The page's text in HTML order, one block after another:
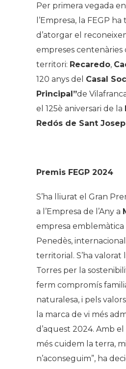
Per primera vegada
l’Empresa, la FEGP
d’atorgar el
empreses centenàries
territori: Recaredo,
120 anys del Casal
Principal”de
el 125è aniversari de la
Redós de Sant
Premis FEGP 2024
S’ha lliurat el Gran
a l’Empresa de l’Any a
empresa emblemàtica
Penedès,
territorial. S’ha valorat
Torres per la
ferm compromís
naturalesa, i pels
la marca de vi més
d’aquest 2024. Amb el
més cuidem la terra,
n’aconseguim”, ha